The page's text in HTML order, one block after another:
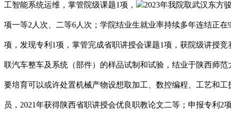
工智能系统运维，掌管院级课题1项， 2023年我院取武汉东方
项一等2人次、二等6人次；学院结业生就业率持续多年连结正
项，发现专利1项，掌管完成省职讲授会课题1项，获院级讲授
联汽车整车及系统（部件）的样品试制和试验，结业于陕西师
要培育可以或许处置机械产物设想取加工、数控编程、工艺和
员，2021年获得陕西省职讲授会优良职教论文二等；申报专利